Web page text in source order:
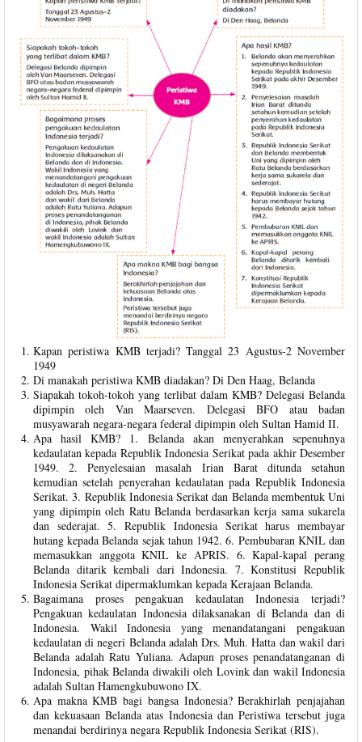
Kapan peristiwa KMB terjadi? Tanggal 23 Agustus-2 November
1949
Di manakah peristiwa KMB diadakan? Di Den Haag, Belanda
Siapakah tokoh-tokoh yang terlibat dalam KMB? Delegasi Belanda
dipimpin oleh Van Maarseven. Delegasi BFO atau badan
musyawarah negara-negara federal dipimpin oleh Sultan Hamid II.
Apa hasil KMB? 1. Belanda akan menyerahkan sepenuhnya
kedaulatan kepada Republik Indonesia Serikat pada akhir Desember
1949. 2. Penyelesaian masalah Irian Barat ditunda setahun
kemudian setelah penyerahan kedaulatan pada Republik Indonesia
Serikat. 3. Republik Indonesia Serikat dan Belanda membentuk Uni
yang dipimpin oleh Ratu Belanda berdasarkan kerja sama sukarela
dan sederajat. 5. Republik Indonesia Serikat harus membayar
hutang kepada Belanda sejak tahun 1942. 6. Pembubaran KNIL dan
memasukkan anggota KNIL ke APRIS. 6. Kapal-kapal perang
Belanda ditarik kembali dari Indonesia. 7. Konstitusi Republik
Indonesia Serikat dipermaklumkan kepada Kerajaan Belanda.
Bagaimana proses pengakuan kedaulatan Indonesia terjadi?
Pengakuan kedaulatan Indonesia dilaksanakan di Belanda dan di
Indonesia. Wakil Indonesia yang menandatangani pengakuan
kedaulatan di negeri Belanda adalah Drs. Muh. Hatta dan wakil dari
Belanda adalah Ratu Yuliana. Adapun proses penandatanganan di
Indonesia, pihak Belanda diwakili oleh Lovink dan wakil Indonesia
adalah Sultan Hamengkubuwono IX.
Apa makna KMB bagi bangsa Indonesia? Berakhirlah penjajahan
dan kekuasaan Belanda atas Indonesia dan Peristiwa tersebut juga
menandai berdirinya negara Republik Indonesia Serikat (RIS).